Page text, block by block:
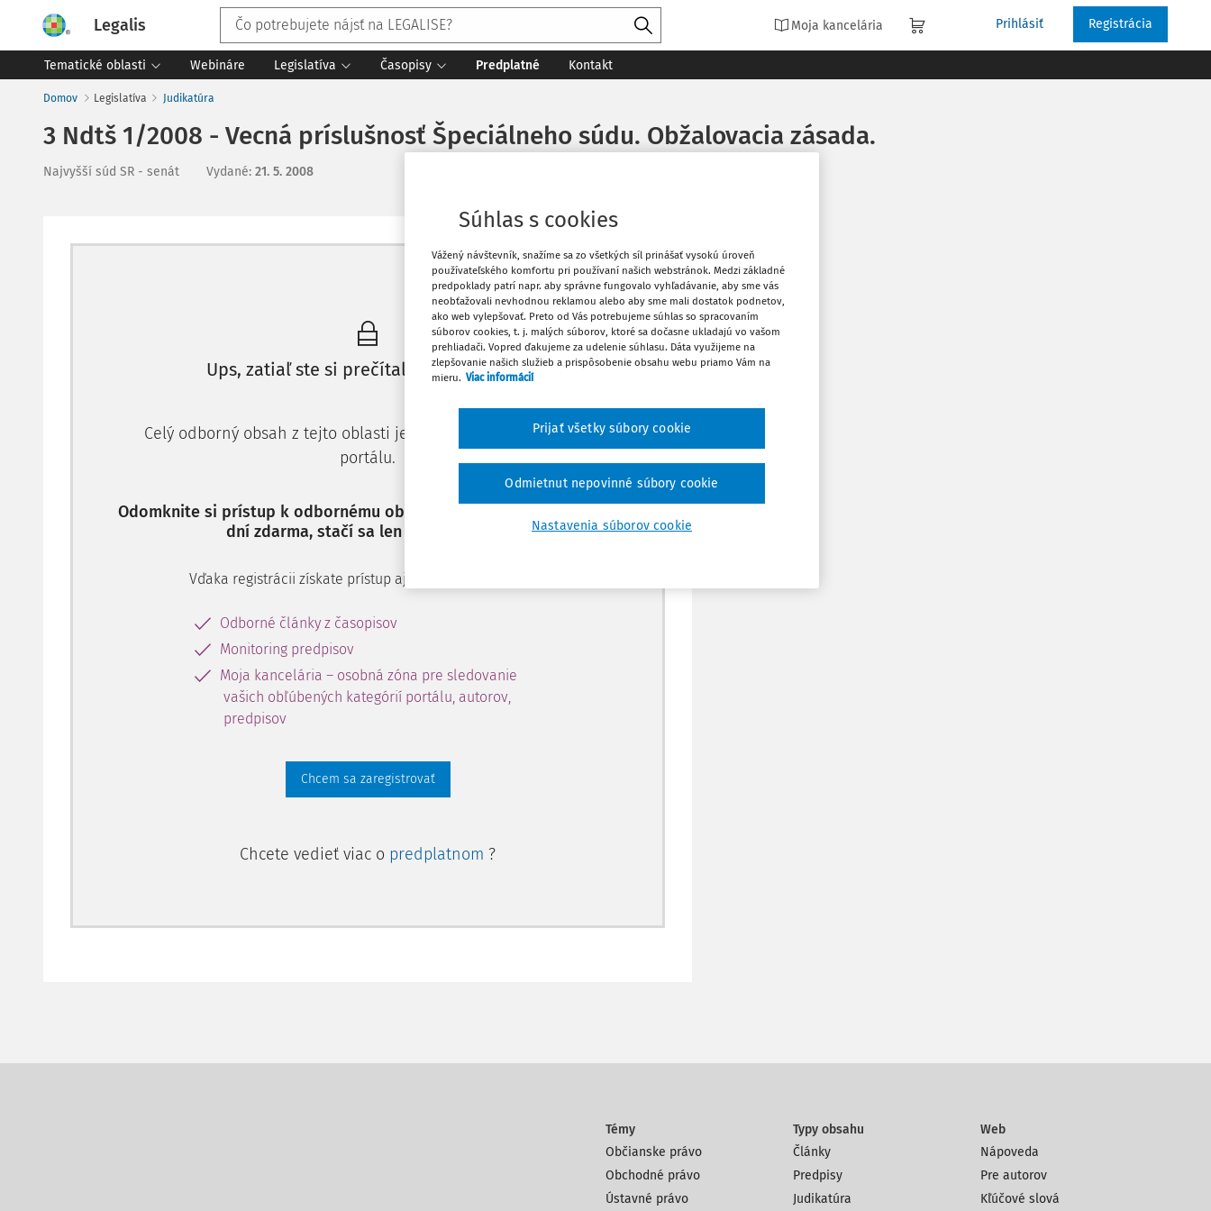
Legalis Moja kancelária Prihlásiť Registrácia
Tematické oblasti Webináre Legislatíva Časopisy Predplatné Kontakt
Domov Legislatíva Judikatúra
3 Ndtš 1/2008 - Vecná príslušnosť Špeciálneho súdu. Obžalovacia zásada.
Najvyšší súd SR - senát Vydané: 21. 5. 2008
Máte predplatné? Prihláste sa
Ups, zatiaľ ste si prečítali len začiatok...
Celý odborný obsah z tejto oblasti je dostupný predplatiteľom
portálu.
Odomknite si prístup k odbornému obsahu a získajte prístup na 10
dní zdarma, stačí sa len zaregistrovať.
Vďaka registrácii získate prístup aj k vybranému obsahu:
Odborné články z časopisov
Monitoring predpisov
Moja kancelária – osobná zóna pre sledovanie
vašich obľúbených kategórií portálu, autorov,
predpisov
Chcem sa zaregistrovať
Chcete vedieť viac o predplatnom ?
Vytlačiť
Obľúbené
Stiahnuť
Témy
Občianske právo
Obchodné právo
Ústavné právo
Typy obsahu
Články
Predpisy
Judikatúra
Web
Nápoveda
Pre autorov
Kľúčové slová
Súhlas s cookies
Vážený návštevník, snažíme sa zo všetkých síl prinášať vysokú úroveň
používateľského komfortu pri používaní našich webstránok. Medzi základné
predpoklady patrí napr. aby správne fungovalo vyhľadávanie, aby sme vás
neobťažovali nevhodnou reklamou alebo aby sme mali dostatok podnetov,
ako web vylepšovať. Preto od Vás potrebujeme súhlas so spracovaním
súborov cookies, t. j. malých súborov, ktoré sa dočasne ukladajú vo vašom
prehliadači. Vopred ďakujeme za udelenie súhlasu. Dáta využijeme na
zlepšovanie našich služieb a prispôsobenie obsahu webu priamo Vám na
mieru. Viac informácií
Nastavenia súborov cookie
Odmietnut nepovinné súbory cookie
Prijať všetky súbory cookie